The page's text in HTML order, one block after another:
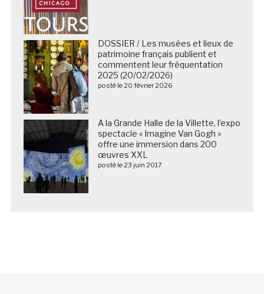
DOSSIER / Les musées et lieux de
patrimoine français publient et
commentent leur fréquentation
2025 (20/02/2026)
posté le 20 février 2026
A la Grande Halle de la Villette, l’expo
spectacle « Imagine Van Gogh »
offre une immersion dans 200
œuvres XXL
posté le 23 juin 2017